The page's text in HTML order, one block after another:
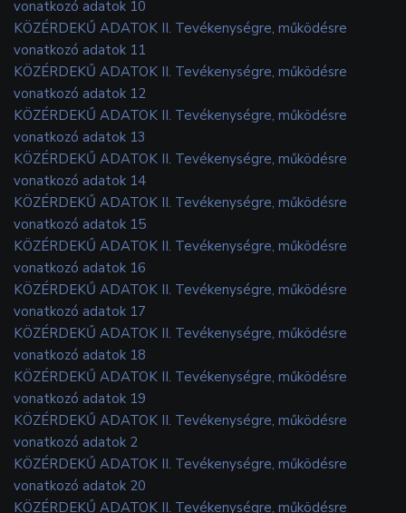
vonatkozó adatok 10
KÖZÉRDEKŰ ADATOK II. Tevékenységre, működésre
vonatkozó adatok 11
KÖZÉRDEKŰ ADATOK II. Tevékenységre, működésre
vonatkozó adatok 12
KÖZÉRDEKŰ ADATOK II. Tevékenységre, működésre
vonatkozó adatok 13
KÖZÉRDEKŰ ADATOK II. Tevékenységre, működésre
vonatkozó adatok 14
KÖZÉRDEKŰ ADATOK II. Tevékenységre, működésre
vonatkozó adatok 15
KÖZÉRDEKŰ ADATOK II. Tevékenységre, működésre
vonatkozó adatok 16
KÖZÉRDEKŰ ADATOK II. Tevékenységre, működésre
vonatkozó adatok 17
KÖZÉRDEKŰ ADATOK II. Tevékenységre, működésre
vonatkozó adatok 18
KÖZÉRDEKŰ ADATOK II. Tevékenységre, működésre
vonatkozó adatok 19
KÖZÉRDEKŰ ADATOK II. Tevékenységre, működésre
vonatkozó adatok 2
KÖZÉRDEKŰ ADATOK II. Tevékenységre, működésre
vonatkozó adatok 20
KÖZÉRDEKŰ ADATOK II. Tevékenységre, működésre